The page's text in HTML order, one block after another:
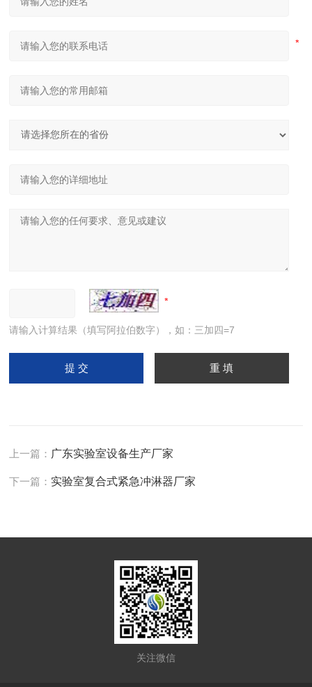
请输入计算结果（填写阿拉伯数字），如：三加四=7
上一篇： 广东实验室设备生产厂家
下一篇： 实验室复合式紧急冲淋器厂家
关注微信